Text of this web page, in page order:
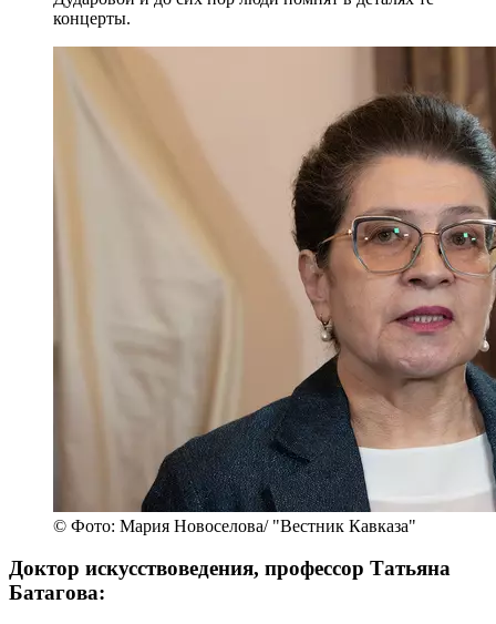
концерты.
© Фото: Мария Новоселова/ "Вестник Кавказа"
Доктор искусствоведения, профессор Татьяна
Батагова: